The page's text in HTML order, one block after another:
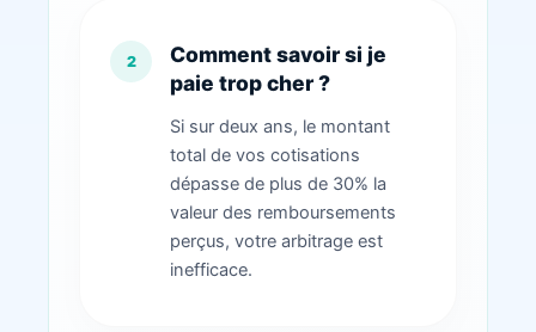
Comment savoir si je
paie trop cher ?
Si sur deux ans, le montant
total de vos cotisations
dépasse de plus de 30% la
valeur des remboursements
perçus, votre arbitrage est
inefficace.